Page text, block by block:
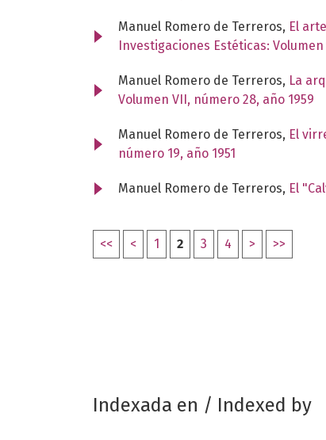
Manuel Romero de Terreros, El
Investigaciones Estéticas: Volumen
Manuel Romero de Terreros, La
Volumen VII, número 28, año 1959
Manuel Romero de Terreros, El
número 19, año 1951
Manuel Romero de Terreros, El
<< < 1 2 3 4 > >>
Indexada en / Indexed by